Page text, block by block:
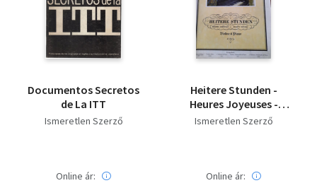
Documentos Secretos
de La ITT
Ismeretlen Szerző
Online ár:
Heitere Stunden -
Heures Joyeuses -
Happy Hours- Violine &
Ismeretlen Szerző
Online ár: